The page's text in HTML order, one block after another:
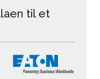
til et